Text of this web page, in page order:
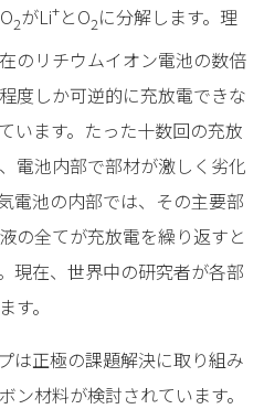
O2がLi+とO2に分解します。理
のリチウムイオン電池の数倍
度しか可逆的に充放電できな
います。たった十数回の充放
電池内部で部材が激しく劣化
電池の内部では、その主要部
の全てが充放電を繰り返すと
現在、世界中の研究者が各部
す。
は正極の課題解決に取り組み
ン材料が検討されています。